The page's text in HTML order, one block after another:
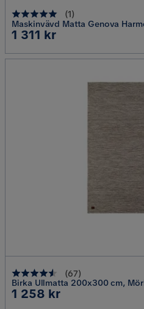
(1)
Maskinvävd Matta Genova
Pris
1 311 kr
(67)
Birka Ullmatta 200x300 cm,
Pris
1 258 kr